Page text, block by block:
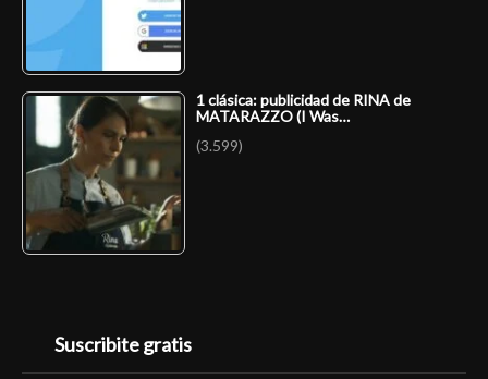
1 clásica: publicidad de RINA de
MATARAZZO (I Was…
(3.599)
Suscribite gratis